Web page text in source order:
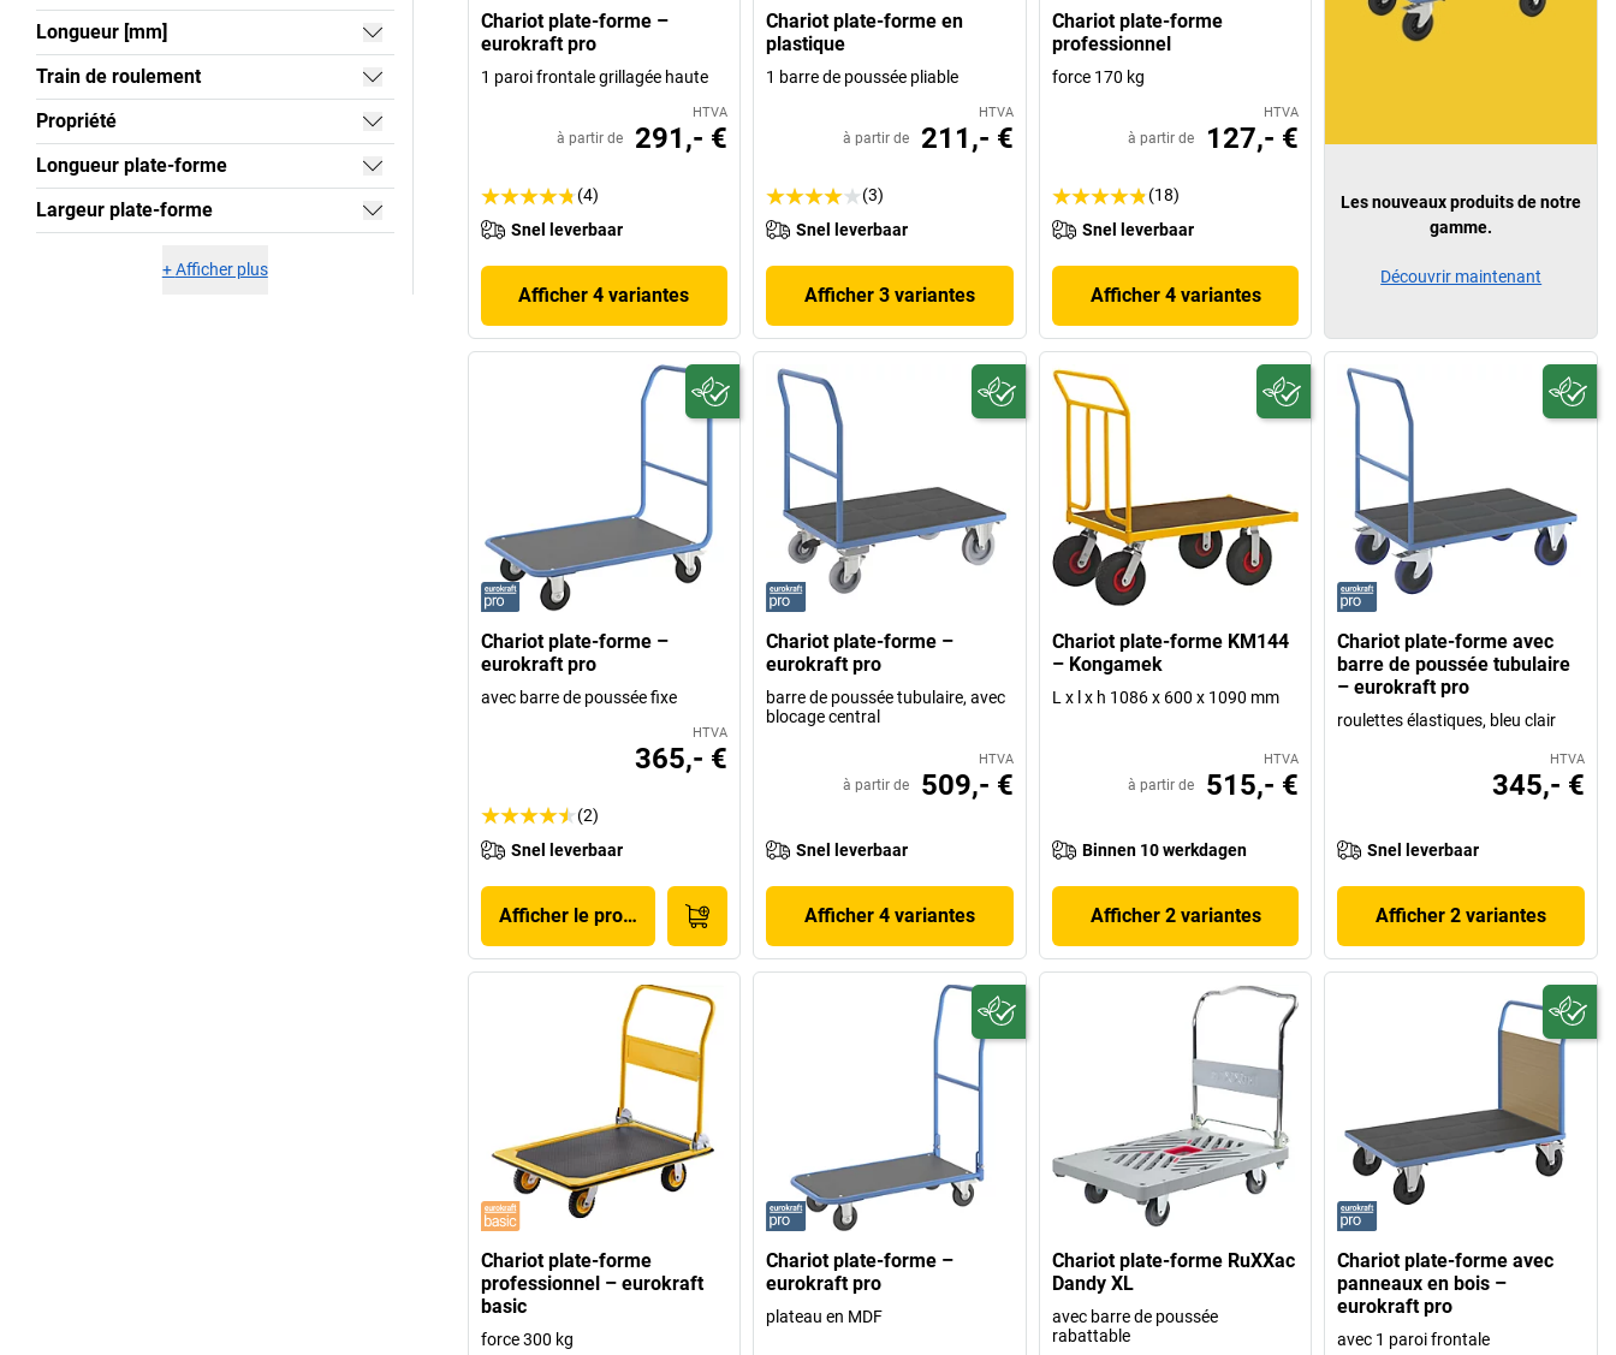
Longueur [mm]
Train de roulement
Propriété
Longueur plate-forme
Largeur plate-forme
+Afficher plus
Chariot plate-forme –
eurokraft pro
1 paroi frontale grillagée haute
HTVA
à partir de 291,- €
(4)
Snel leverbaar
Afficher 4 variantes
Chariot plate-forme en
plastique
1 barre de poussée pliable
HTVA
à partir de 211,- €
(3)
Snel leverbaar
Afficher 3 variantes
Chariot plate-forme
professionnel
force 170 kg
HTVA
à partir de 127,- €
(18)
Snel leverbaar
Afficher 4 variantes
Chariot plate-forme –
eurokraft pro
avec barre de poussée fixe
HTVA
365,- €
(2)
Snel leverbaar
Afficher le produit
Chariot plate-forme –
eurokraft pro
barre de poussée tubulaire, avec
blocage central
HTVA
à partir de 509,- €
Snel leverbaar
Afficher 4 variantes
Chariot plate-forme KM144
– Kongamek
L x l x h 1086 x 600 x 1090 mm
HTVA
à partir de 515,- €
Binnen 10 werkdagen
Afficher 2 variantes
Chariot plate-forme avec
barre de poussée tubulaire
– eurokraft pro
roulettes élastiques, bleu clair
HTVA
345,- €
Snel leverbaar
Afficher 2 variantes
Chariot plate-forme
professionnel – eurokraft
basic
force 300 kg
Chariot plate-forme –
eurokraft pro
plateau en MDF
Chariot plate-forme RuXXac
Dandy XL
avec barre de poussée
rabattable
Chariot plate-forme avec
panneaux en bois –
eurokraft pro
avec 1 paroi frontale
Les nouveaux produits de notre
gamme.
Découvrir maintenant